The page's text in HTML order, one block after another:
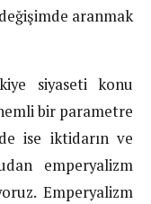
aranmak
siyaseti konu
bir parametre
ise iktidarın ve
emperyalizm
Emperyalizm